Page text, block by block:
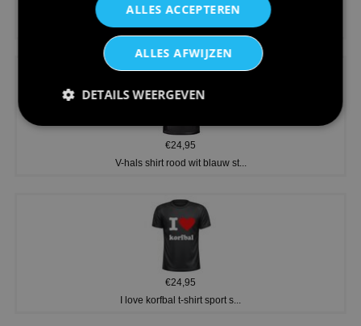
€24,95
Koningsdag shirt heren v-hals ...
€24,95
V-hals shirt rood wit blauw st...
€24,95
I love korfbal t-shirt sport s...
ALLES ACCEPTEREN
ALLES AFWIJZEN
DETAILS WEERGEVEN